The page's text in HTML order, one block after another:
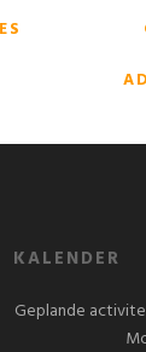
KALENDER
Geplande